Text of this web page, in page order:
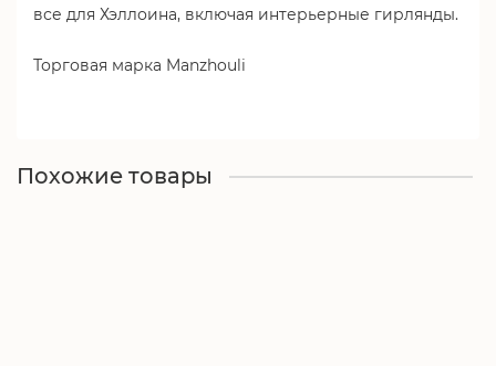
все для Хэллоина, включая интерьерные гирлянды.
Торговая марка Manzhouli
Похожие товары